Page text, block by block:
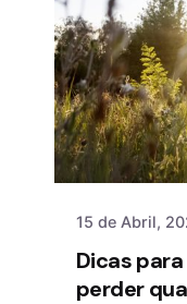
15 de Abril,
Dicas
perder